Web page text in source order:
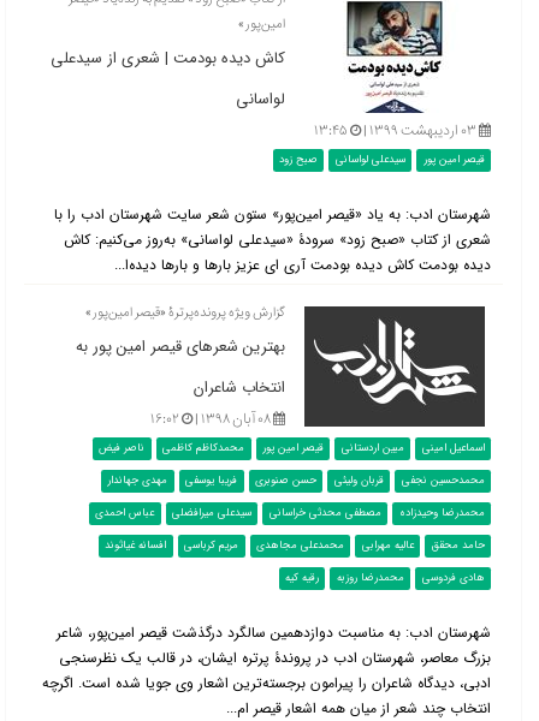
امین‌پور»
کاش دیده بودمت | شعری از سیدعلی
لواسانی
۰۳ اردیبهشت ۱۳۹۹ | ۱۳:۴۵
قیصر امین پور سیدعلی لواسانی صبح زود
شهرستان ادب: به یاد «قیصر امین‌پور» ستون شعر سایت شهرستان ادب را با
شعری از کتاب «صبح زود» سرودۀ «سیدعلی لواسانی» به‌روز می‌کنیم: کاش
دیده بودمت کاش دیده بودمت آری ای عزیز بارها و بارها دیده‌ا...
گزارش ویژه پرونده‌پرترۀ «قیصر امین‌پور»
بهترین شعرهای قیصر امین پور به
انتخاب شاعران
۰۸ آبان ۱۳۹۸ | ۱۶:۰۲
اسماعیل امینی مبین اردستانی قیصر امین پور محمدکاظم کاظمی
ناصر فیض
محمدحسین نجفی
قربان ولیئی حسن صنوبری فریبا یوسفی
مهدی جهاندار
محمدرضا وحیدزاده
مصطفی محدثی خراسانی سیدعلی میرافضلی
عباس احمدی
حامد محقق
عالیه مهرابی محمدعلی مجاهدی مریم کرباسی
افسانه غیاثوند
هادی فردوسی
محمدرضا روزبه رقیه کیه
شهرستان ادب: به مناسبت دوازدهمین سالگرد درگذشت قیصر امین­‌پور، شاعر
بزرگ معاصر، شهرستان ادب در پروندۀ پرتره ایشان، در قالب یک نظرسنجی
ادبی، دیدگاه شاعران را پیرامون برجسته‌ترین اشعار وی جویا شده است. اگرچه
انتخاب چند شعر از میان همه اشعار قیصر ام...